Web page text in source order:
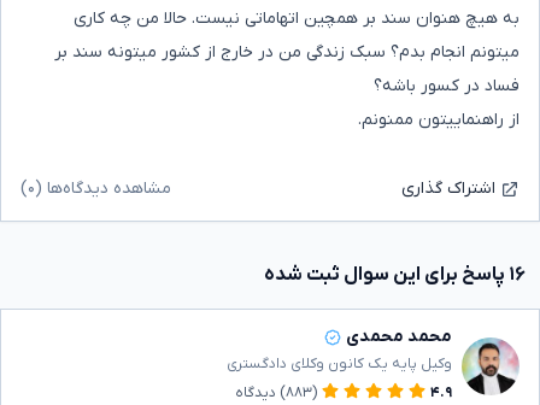
به هیچ هنوان سند بر همچین اتهاماتی نیست. حالا من چه کاری
میتونم انجام بدم؟ سبک زندگی من در خارج از کشور میتونه سند بر
فساد در کسور باشه؟
از راهنماییتون ممنونم.
اشتراک گذاری مشاهده دیدگاه‌ها (۰)
۱۶ پاسخ برای این سوال ثبت شده
محمد محمدی
وکیل پایه یک کانون وکلای دادگستری
۴.۹
(۸۸۳) دیدگاه